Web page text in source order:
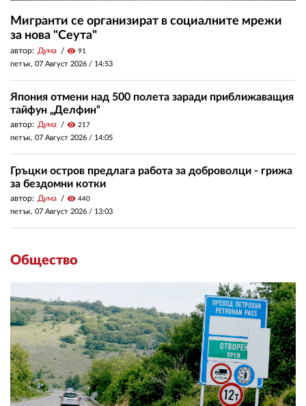
Мигранти се организират в социалните мрежи
за нова "Сеута"
автор: Дума visibility 91
петък, 07 Август 2026 / 14:53
Япония отмени над 500 полета заради приближаващия
тайфун „Делфин“
автор: Дума visibility 217
петък, 07 Август 2026 / 14:05
Гръцки остров предлага работа за доброволци - грижа
за бездомни котки
автор: Дума visibility 440
петък, 07 Август 2026 / 13:03
Общество